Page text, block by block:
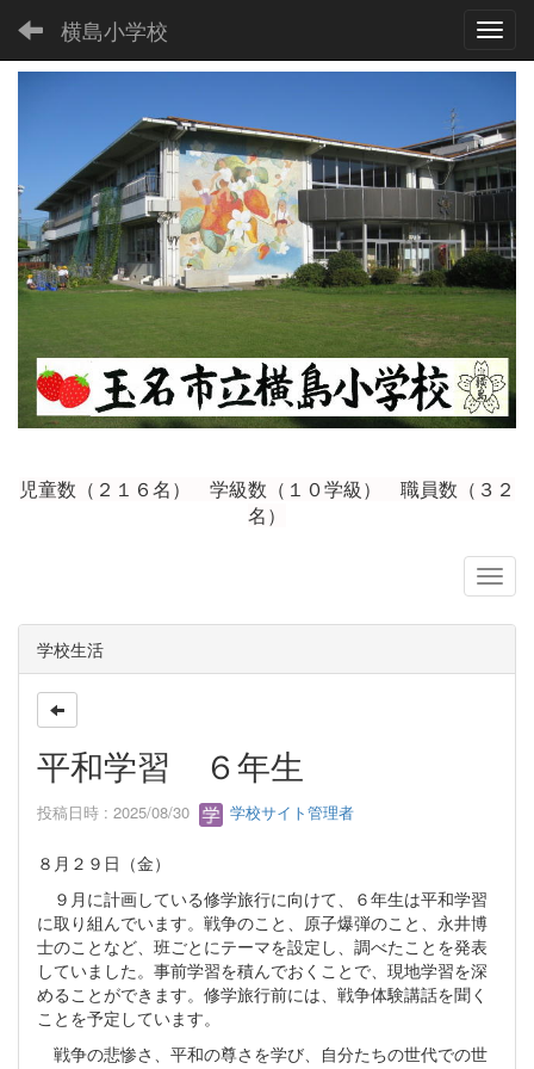
横島小学校
児童数（２１６名） 学級数（１０学級） 職員数（３２
名）
学校生活
平和学習 ６年生
投稿日時 : 2025/08/30 学校サイト管理者
８月２９日（金）
９月に計画している修学旅行に向けて、６年生は平和学習
に取り組んでいます。戦争のこと、原子爆弾のこと、永井博
士のことなど、班ごとにテーマを設定し、調べたことを発表
していました。事前学習を積んでおくことで、現地学習を深
めることができます。修学旅行前には、戦争体験講話を聞く
ことを予定しています。
戦争の悲惨さ、平和の尊さを学び、自分たちの世代での世